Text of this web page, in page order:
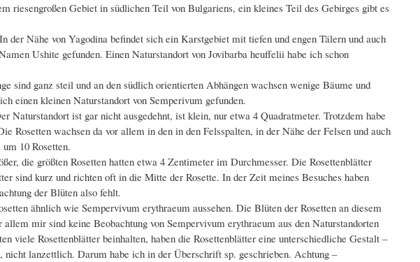
riesengroßen Gebiet in südlichen Teil von Bulgariens, ein kleines Teil des Gebirges gibt es
Nähe von Yagodina befindet sich ein Karstgebiet mit tiefen und engen Tälern und auch
Ushite gefunden. Einen Naturstandort von Jovibarba heuffelii habe ich schon
sind ganz steil und an den südlich orientierten Abhängen wachsen wenige Bäume und
einen kleinen Naturstandort von Semperivum gefunden.
ist gar nicht ausgedehnt, ist klein, nur etwa 4 Quadratmeter. Trotzdem habe
Rosetten wachsen da vor allem in den in den Felsspalten, in der Nähe der Felsen und auch
10 Rosetten.
die größten Rosetten hatten etwa 4 Zentimeter im Durchmesser. Die Rosettenblätter
sind kurz und richten oft in die Mitte der Rosette. In der Zeit meines Besuches haben
der Blüten also fehlt.
ähnlich wie Sempervivum erythraeum aussehen. Die Blüten der Rosetten an diesem
mir sind keine Beobachtung von Sempervivum erythraeum aus den Naturstandorten
viele Rosettenblätter beinhalten, haben die Rosettenblätter eine unterschiedliche Gestalt –
lanzettlich. Darum habe ich in der Überschrift sp. geschrieben. Achtung –